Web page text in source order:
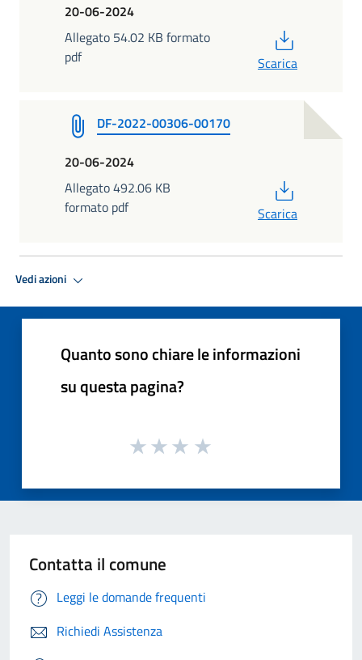
20-06-2024
Allegato 54.02 KB formato
pdf
Scarica
DF-2022-00306-00170
20-06-2024
Allegato 492.06 KB
formato pdf
Scarica
Vedi azioni
Quanto sono chiare le informazioni
su questa pagina?
Contatta il comune
Leggi le domande frequenti
Richiedi Assistenza